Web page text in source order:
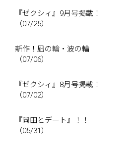
『ゼクシィ』9月号掲載！
（07/25）
新作！凪の輪・波の輪
（07/06）
『ゼクシィ』8月号掲載！
（07/02）
『岡田とデート』！！
（05/31）